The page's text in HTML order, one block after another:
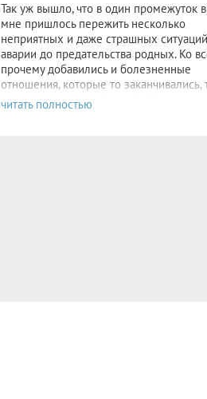
Так уж вышло, что в один промежуток
мне пришлось пережить несколько
неприятных и даже страшных
аварии до предательства родных. Ко
прочему добавились и болезненные
отношения, которые то заканчивались,
вспыхивали с новой силой. Моя